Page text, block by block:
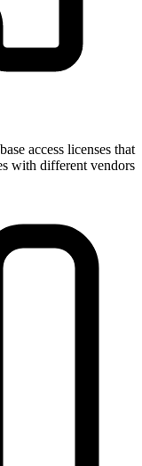
access licenses that
with different vendors